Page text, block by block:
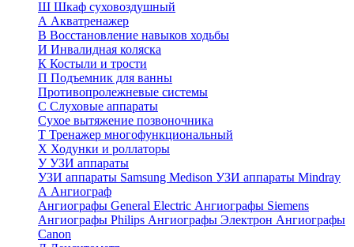
Ш Шкаф суховоздушный
А Акватренажер
В Восстановление навыков ходьбы
И Инвалидная коляска
К Костыли и трости
П Подъемник для ванны
Противопролежневые системы
С Слуховые аппараты
Сухое вытяжение позвоночника
Т Тренажер многофункциональный
Х Ходунки и роллаторы
УУЗИ аппараты
УЗИ аппараты Samsung Medison УЗИ аппараты Mindray
А Ангиограф
Ангиографы General Electric Ангиографы Siemens
Ангиографы Philips Ангиографы Электрон Ангиографы
Canon